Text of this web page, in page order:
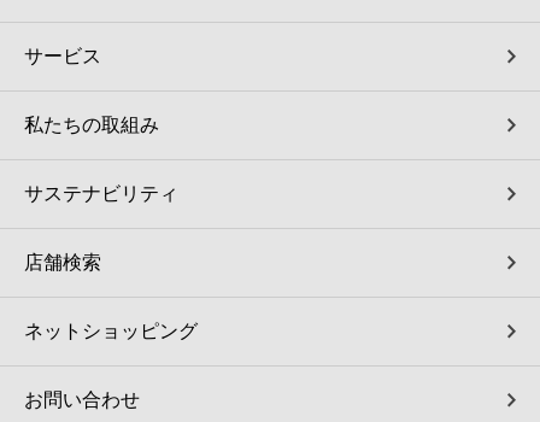
パウダースペース ラブン（店舗限定）
ソフトバンクギフト
サービス
私たちの取組み
サステナビリティ
店舗検索
ネットショッピング
お問い合わせ